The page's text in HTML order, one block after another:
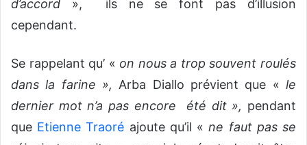
d’accord », ils ne se font pas d’illusion
cependant.
Se rappelant qu’ « on nous a trop souvent roulés
dans la farine », Arba Diallo prévient que «le
dernier mot n’a pas encore été dit », pendant
que Etienne Traoré ajoute qu’il «ne faut pas se